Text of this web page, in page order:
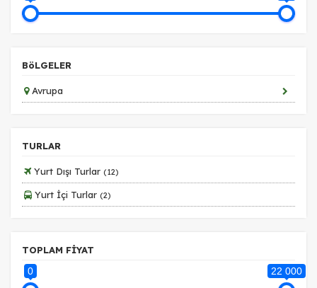
BöLGELER
Avrupa
TURLAR
Yurt Dışı Turlar (12)
Yurt İçi Turlar (2)
TOPLAM FİYAT
0
22 000